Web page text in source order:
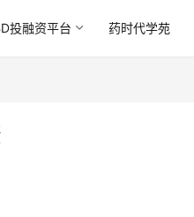
投融资平台 药时代学苑